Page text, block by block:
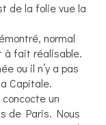
de la folie vue la
normal
à fait réalisable.
ou il n’y a pas
Capitale.
un
de Paris. Nous